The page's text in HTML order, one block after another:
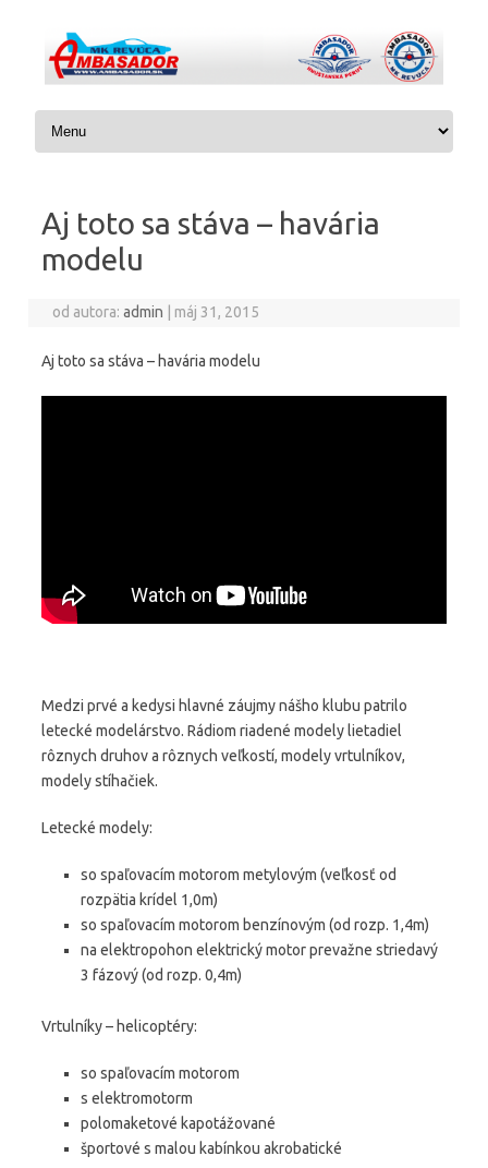
Preskočiť na obsah
Aj toto sa stáva – havária
modelu
od autora:admin máj 31, 2015
Aj toto sa stáva – havária modelu
Medzi prvé a kedysi hlavné záujmy nášho klubu patrilo
letecké modelárstvo. Rádiom riadené modely lietadiel
rôznych druhov a rôznych veľkostí, modely vrtulníkov,
modely stíhačiek.
Letecké modely:
so spaľovacím motorom metylovým (veľkosť od
rozpätia krídel 1,0m)
so spaľovacím motorom benzínovým (od rozp. 1,4m)
na elektropohon elektrický motor prevažne striedavý
3 fázový (od rozp. 0,4m)
Vrtulníky – helicoptéry:
so spaľovacím motorom
s elektromotorm
polomaketové kapotážované
športové s malou kabínkou akrobatické